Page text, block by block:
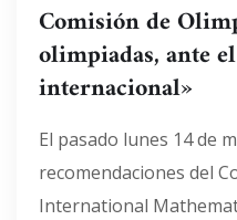
Comisión de
olimpiadas, ante
internacional»
El pasado lunes 14 de
recomendaciones del
International